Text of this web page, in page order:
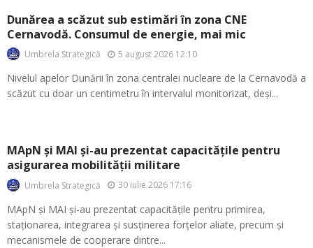
Dunărea a scăzut sub estimări în zona CNE
Cernavodă. Consumul de energie, mai mic
Umbrela Strategică 5 august 2026 12:10
Nivelul apelor Dunării în zona centralei nucleare de la Cernavodă a
scăzut cu doar un centimetru în intervalul monitorizat, deși...
MApN și MAI și-au prezentat capacitățile pentru
asigurarea mobilității militare
Umbrela Strategică 30 iulie 2026 17:16
MApN și MAI și-au prezentat capacitățile pentru primirea,
staționarea, integrarea și susținerea forțelor aliate, precum și
mecanismele de cooperare dintre...